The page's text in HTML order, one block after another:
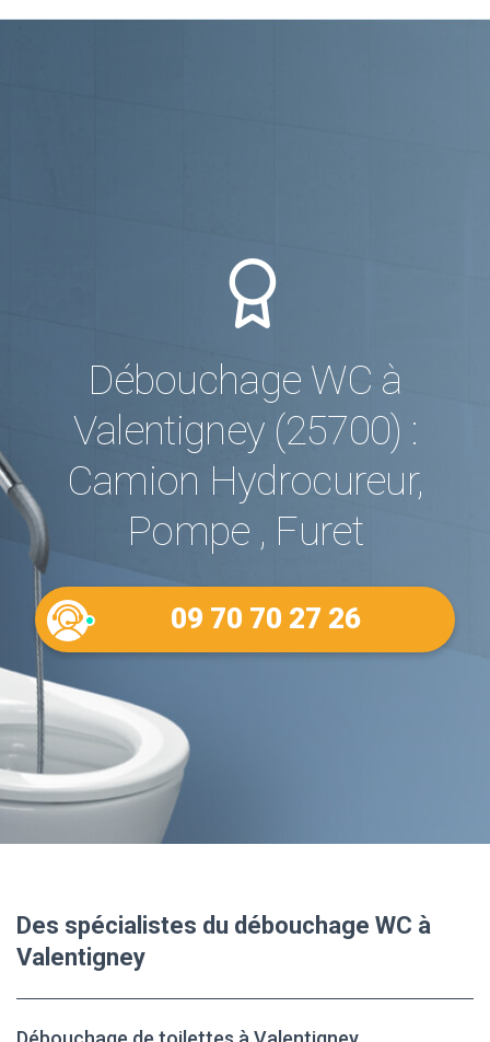
Débouchage WC à
Valentigney (25700) :
Camion Hydrocureur,
Pompe , Furet
09 70 70 27 26
Des spécialistes du débouchage WC à
Valentigney